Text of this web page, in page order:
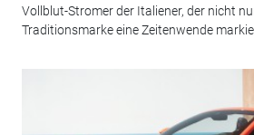
Vollblut-Stromer der Italiener, der nicht
Traditionsmarke eine Zeitenwende